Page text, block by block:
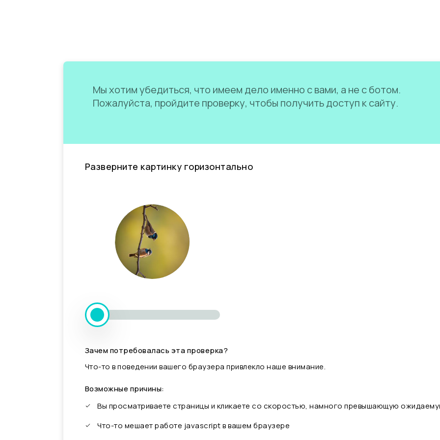
Мы хотим убедиться, что имеем дело именно с вами, а не с ботом.
Пожалуйста, пройдите проверку, чтобы получить доступ к сайту.
Разверните картинку горизонтально
Зачем потребовалась эта проверка?
Что-то в поведении вашего браузера привлекло наше внимание.
Возможные причины:
Вы просматриваете страницы и кликаете со скоростью, намного превышающую
Что-то мешает работе javascript в вашем браузере